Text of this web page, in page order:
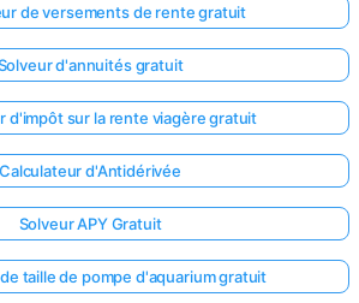
de versements de rente gratuit
d'annuités gratuit
d'impôt sur la rente viagère gratuit
Calculateur d'Antidérivée
Solveur APY Gratuit
taille de pompe d'aquarium gratuit